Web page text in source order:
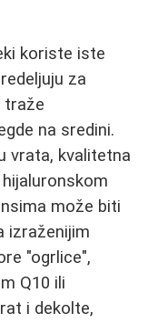
koriste iste
za
traže
na sredini.
vrata, kvalitetna
može biti
izraženijim
"ogrlice",
Q10 ili
i dekolte,